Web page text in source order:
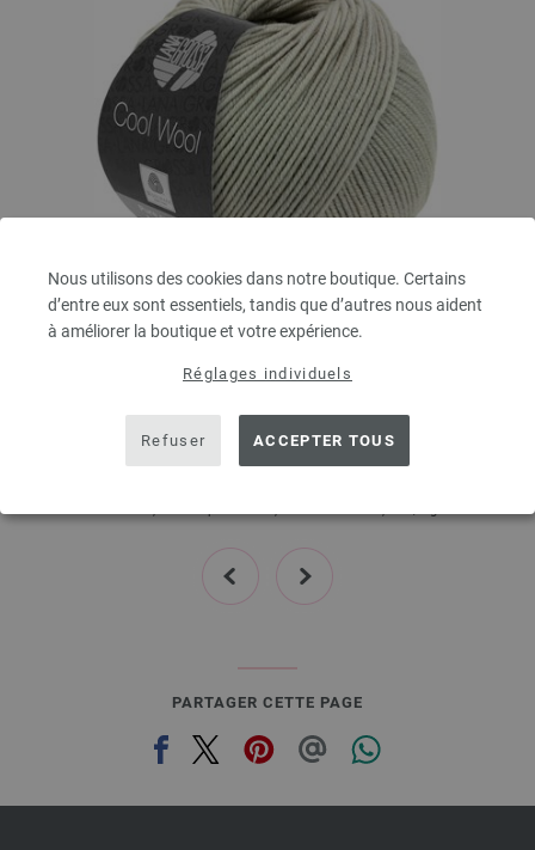
Nous utilisons des cookies dans notre boutique. Certains
d’entre eux sont essentiels, tandis que d’autres nous aident
à améliorer la boutique et votre expérience.
Réglages individuels
Refuser ACCEPTER TOUS
Lana Grossa
100 % Laine vierge mérinos
Longueur de la bobine: env. 160 m / 50 g
Épaisseur de l'aiguille: 3 - 3,5
5,46 €
prev next
PARTAGER CETTE PAGE